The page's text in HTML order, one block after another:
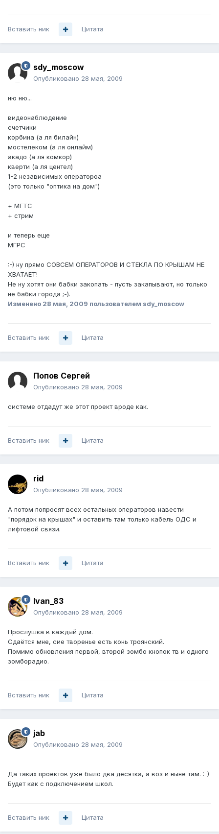
Вставить ник Цитата
sdy_moscow
Опубликовано 28 мая, 2009
ню ню...
видеонаблюдение
счетчики
корбина (а ля билайн)
мостелеком (а ля онлайм)
акадо (а ля комкор)
кверти (а ля центел)
1-2 независимых оператороа
(это только "оптика на дом")
+ МГТС
+ стрим
и теперь еще
МГРС
:-) ну прямо СОВСЕМ ОПЕРАТОРОВ И СТЕКЛА ПО КРЫШАМ НЕ
ХВАТАЕТ!
Не ну хотят они бабки закопать - пусть закапывают, но только
не бабки города ;-).
Изменено 28 мая, 2009 пользователем sdy_moscow
Вставить ник Цитата
Попов Сергей
Опубликовано 28 мая, 2009
системе отдадут же этот проект вроде как.
Вставить ник Цитата
rid
Опубликовано 28 мая, 2009
А потом попросят всех остальных операторов навести
"порядок на крышах" и оставить там только кабель ОДС и
лифтовой связи.
Вставить ник Цитата
Ivan_83
Опубликовано 28 мая, 2009
Прослушка в каждый дом.
Сдаётся мне, сие творенье есть конь троянский.
Помимо обновления первой, второй зомбо кнопок тв и одного
зомборадио.
Вставить ник Цитата
jab
Опубликовано 28 мая, 2009
Да таких проектов уже было два десятка, а воз и ныне там. :-)
Будет как с подключением школ.
Вставить ник Цитата